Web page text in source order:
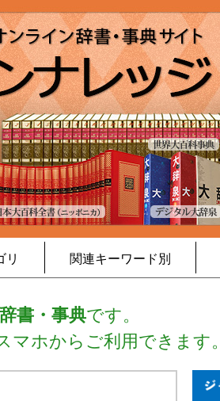
リ 関連キーワード別
書・事典です。
マホからご利用できます。